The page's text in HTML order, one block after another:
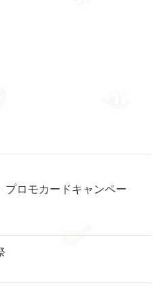
プロモカードキャンペー